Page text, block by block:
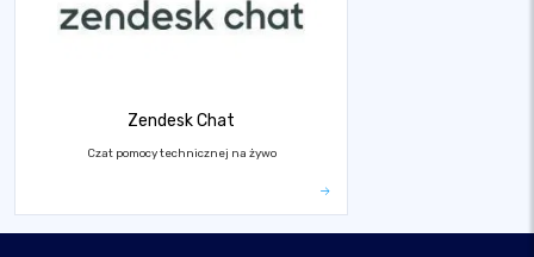
Zendesk Chat
Czat pomocy technicznej na żywo